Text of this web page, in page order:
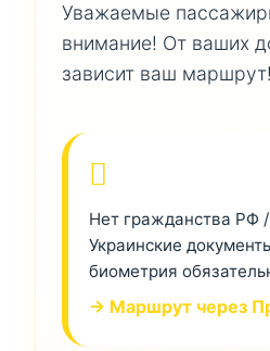
Уважаемые
внимание! От ваших
зависит ваш маршрут!
Нет гражданства РФ /
Украинские
биометрия
→ Маршрут через